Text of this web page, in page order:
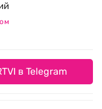
в Telegram